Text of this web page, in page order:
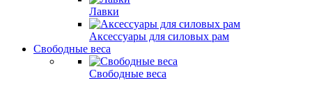
Лавки
Аксессуары для силовых рам
Свободные веса
Свободные веса